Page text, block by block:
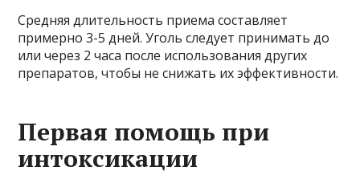
Средняя длительность приема составляет
примерно 3-5 дней. Уголь следует принимать до
или через 2 часа после использования других
препаратов, чтобы не снижать их эффективности.
Первая помощь при
интоксикации